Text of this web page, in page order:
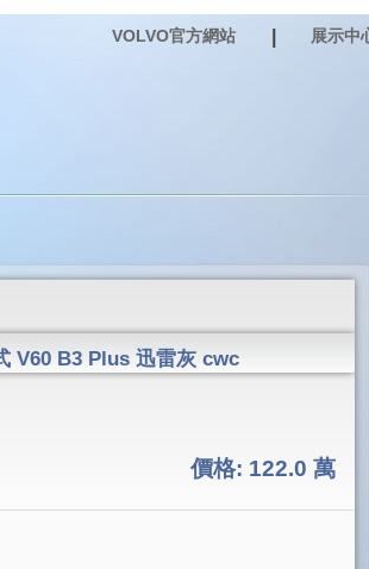
展示中
VOLVO官方網站
V60 B3 Plus 迅雷灰 cwc
價格: 122.0 萬